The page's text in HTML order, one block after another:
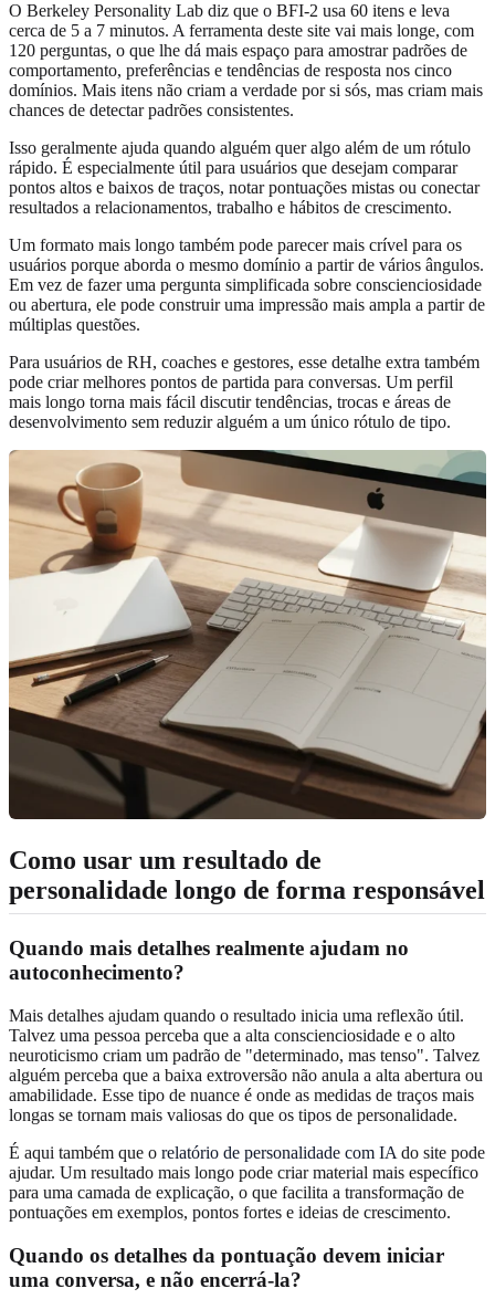
O Berkeley Personality Lab diz que o BFI-2 usa 60 itens e leva
cerca de 5 a 7 minutos. A ferramenta deste site vai mais longe, com
120 perguntas, o que lhe dá mais espaço para amostrar padrões de
comportamento, preferências e tendências de resposta nos cinco
domínios. Mais itens não criam a verdade por si sós, mas criam mais
chances de detectar padrões consistentes.
Isso geralmente ajuda quando alguém quer algo além de um rótulo
rápido. É especialmente útil para usuários que desejam comparar
pontos altos e baixos de traços, notar pontuações mistas ou conectar
resultados a relacionamentos, trabalho e hábitos de crescimento.
Um formato mais longo também pode parecer mais crível para os
usuários porque aborda o mesmo domínio a partir de vários ângulos.
Em vez de fazer uma pergunta simplificada sobre conscienciosidade
ou abertura, ele pode construir uma impressão mais ampla a partir de
múltiplas questões.
Para usuários de RH, coaches e gestores, esse detalhe extra também
pode criar melhores pontos de partida para conversas. Um perfil
mais longo torna mais fácil discutir tendências, trocas e áreas de
desenvolvimento sem reduzir alguém a um único rótulo de tipo.
Como usar um resultado de
personalidade longo de forma responsável
Quando mais detalhes realmente ajudam no
autoconhecimento?
Mais detalhes ajudam quando o resultado inicia uma reflexão útil.
Talvez uma pessoa perceba que a alta conscienciosidade e o alto
neuroticismo criam um padrão de "determinado, mas tenso". Talvez
alguém perceba que a baixa extroversão não anula a alta abertura ou
amabilidade. Esse tipo de nuance é onde as medidas de traços mais
longas se tornam mais valiosas do que os tipos de personalidade.
É aqui também que o relatório de personalidade com IA do site pode
ajudar. Um resultado mais longo pode criar material mais específico
para uma camada de explicação, o que facilita a transformação de
pontuações em exemplos, pontos fortes e ideias de crescimento.
Quando os detalhes da pontuação devem iniciar
uma conversa, e não encerrá-la?